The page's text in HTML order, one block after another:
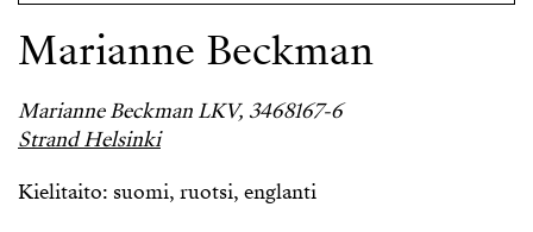
Marianne Beckman
Marianne Beckman LKV, 3468167-6
Strand Helsinki
Kielitaito: suomi, ruotsi, englanti